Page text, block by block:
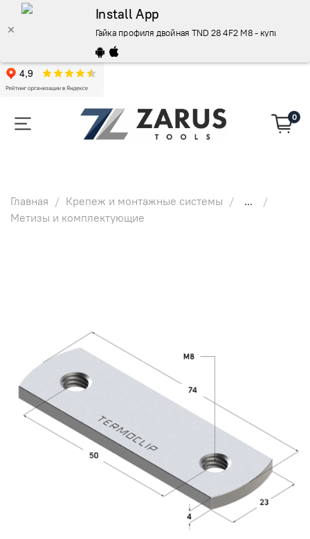
Install App
Гайка профиля двойная TND 28 4F2 M8 - купить
0
Главная Крепеж и монтажные системы
...
Метизы и комплектующие